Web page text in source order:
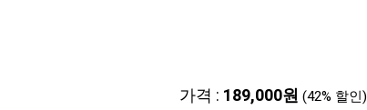
가격 : 189,000원 (42% 할인)